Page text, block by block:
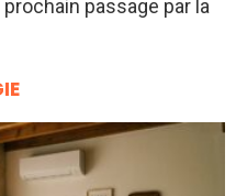
passage par la